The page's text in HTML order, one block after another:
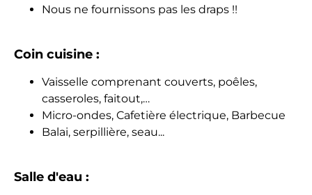
Nous ne fournissons pas les draps !!
Coin cuisine :
Vaisselle comprenant couverts, poêles,
casseroles, faitout,…
Micro-ondes, Cafetière électrique, Barbecue
Balai, serpillière, seau...
Salle d'eau :